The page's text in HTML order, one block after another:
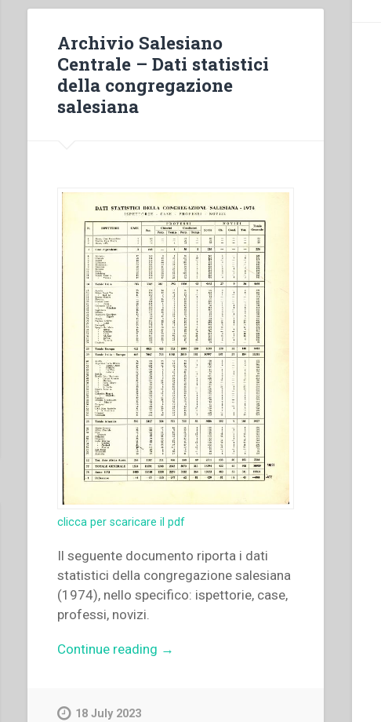
in
Italia.
Dati
quantitativi
1861-
Archivio Salesiano
Centrale – Dati statistici
della congregazione
salesiana
clicca per scaricare il pdf
Il seguente documento riporta i dati
statistici della congregazione salesiana
(1974), nello specifico: ispettorie, case,
professi, novizi.
Continue reading “Archivio
→
18 July 2023